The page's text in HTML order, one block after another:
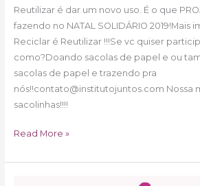
Reutilizar é dar um novo uso. É o que
fazendo no NATAL SOLIDÁRIO 2019!Mais
Reciclar é Reutilizar !!!Se vc quiser
como?Doando sacolas de papel e ou
sacolas de papel e trazendo pra
nós!!contato@institutojuntos.com Nossa
sacolinhas!!!!
Read More »